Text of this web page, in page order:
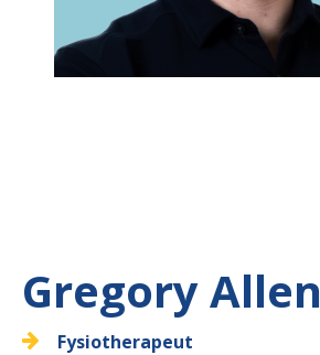
Gregory Allen
Fysiotherapeut